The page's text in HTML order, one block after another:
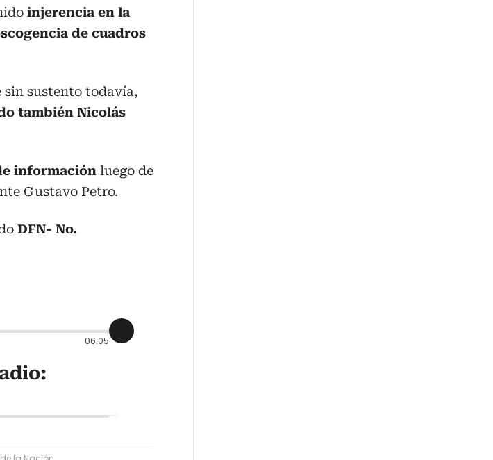
injerencia en la
de cuadros
sin sustento todavía,
también Nicolás
información luego de
Gustavo Petro.
DFN- No.
06:05